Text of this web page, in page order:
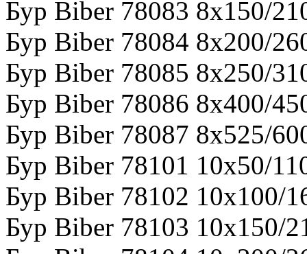
Бур Biber 78083 8х150/
Бур Biber 78084 8х200/
Бур Biber 78085 8х250/
Бур Biber 78086 8х400/
Бур Biber 78087 8х525/
Бур Biber 78101 10х50/
Бур Biber 78102 10х100/
Бур Biber 78103 10х150/